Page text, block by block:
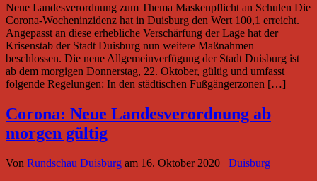
Neue Landesverordnung zum Thema Maskenpflicht an Schulen Die
Corona-Wocheninzidenz hat in Duisburg den Wert 100,1 erreicht.
Angepasst an diese erhebliche Verschärfung der Lage hat der
Krisenstab der Stadt Duisburg nun weitere Maßnahmen
beschlossen. Die neue Allgemeinverfügung der Stadt Duisburg ist
ab dem morgigen Donnerstag, 22. Oktober, gültig und umfasst
folgende Regelungen: In den städtischen Fußgängerzonen […]
Corona: Neue Landesverordnung ab
morgen gültig
Von Rundschau Duisburg am 16. Oktober 2020 Duisburg